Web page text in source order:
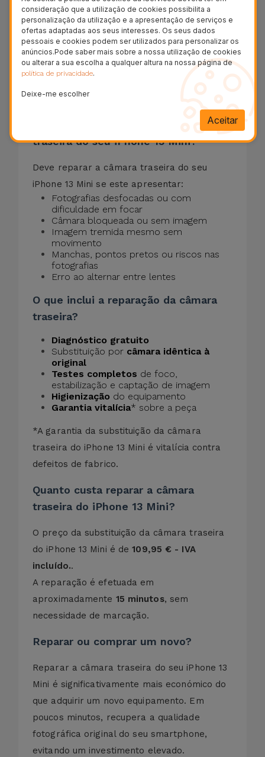
seu iPhone 13 Mini
A câmara traseira deixou de focar,
apresenta a imagem a preto ou as
fotografias ficam com manchas? Reparamos
a câmara traseira do seu iPhone 13 Mini em
15 minutos, com garantia vitalícia.
Quando deve substituir a câmara
traseira do seu iPhone 13 Mini?
Deve reparar a câmara traseira do seu
iPhone 13 Mini se este apresentar:
Fotografias desfocadas ou com
dificuldade em focar
Câmara bloqueada ou sem imagem
Imagem tremida mesmo sem
movimento
Manchas, pontos pretos ou riscos nas
fotografias
Erro ao alternar entre lentes
O que inclui a reparação da câmara
traseira?
Diagnóstico gratuito
Substituição por câmara idêntica à
original
Testes completos de foco,
estabilização e captação de imagem
Higienização do equipamento
Garantia vitalícia* sobre a peça
*A garantia da substituição da câmara
traseira do iPhone 13 Mini é vitalícia contra
defeitos de fabrico.
Quanto custa reparar a câmara
traseira do iPhone 13 Mini?
O preço da substituição da câmara traseira
do iPhone 13 Mini é de109,95 € - IVA
incluído..
A reparação é efetuada em
aproximadamente 15 minutos, sem
necessidade de marcação.
Reparar ou comprar um novo?
Reparar a câmara traseira do seu iPhone 13
Mini é significativamente mais económico do
que adquirir um novo equipamento. Em
poucos minutos, recupera a qualidade
fotográfica original do seu smartphone,
evitando um investimento elevado.
consideração que a utilização de cookies possibilita a
personalização da utilização e a apresentação de serviços e
ofertas adaptadas aos seus interesses. Os seus dados
pessoais e cookies podem ser utilizados para personalizar os
anúncios.Pode saber mais sobre a nossa utilização de cookies
ou alterar a sua escolha a qualquer altura na nossa página de
política de privacidade.
Deixe-me escolher
Aceitar